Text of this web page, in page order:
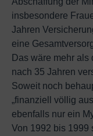
insbesondere
Jahren
eine
Das wäre mehr als
nach 35 Jahren
Soweit noch
„finanziell völlig
ebenfalls nur ein
Von 1992 bis 1999